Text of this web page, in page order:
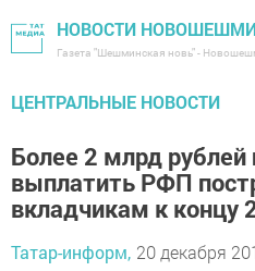
НОВОСТИ
Газета "Шешминская новь" -
ЦЕНТРАЛЬНЫЕ НОВОСТИ
Более 2 млрд рублей
выплатить РФП
вкладчикам к концу
Татар-информ, 20 декабря